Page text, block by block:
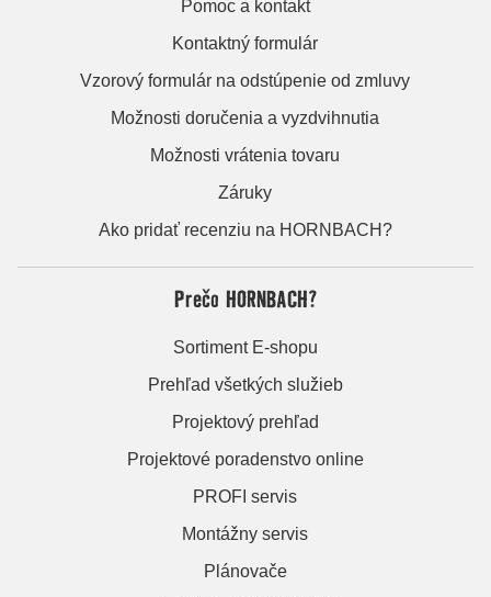
Pomoc a kontakt
Kontaktný formulár
Vzorový formulár na odstúpenie od zmluvy
Možnosti doručenia a vyzdvihnutia
Možnosti vrátenia tovaru
Záruky
Ako pridať recenziu na HORNBACH?
Prečo HORNBACH?
Sortiment E-shopu
Prehľad všetkých služieb
Projektový prehľad
Projektové poradenstvo online
PROFI servis
Montážny servis
Plánovače